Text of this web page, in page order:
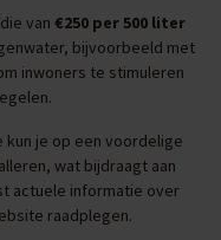
van €250 per 500 liter
bijvoorbeeld met
inwoners te stimuleren
kun je op een voordelige
wat bijdraagt aan
actuele informatie over
raadplegen.